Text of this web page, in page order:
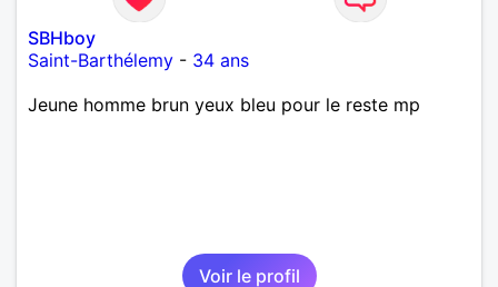
SBHboy
Saint-Barthélemy - 34 ans
Jeune homme brun yeux bleu pour le reste mp
Voir le profil